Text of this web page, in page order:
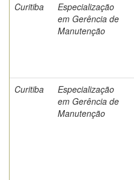
Curitiba
Especialização
em Gerência de
Manutenção
Curitiba
Especialização
em Gerência de
Manutenção